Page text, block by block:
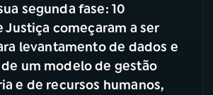
segunda fase: 10
Justiça começaram a ser
levantamento de dados e
um modelo de gestão
e de recursos humanos,